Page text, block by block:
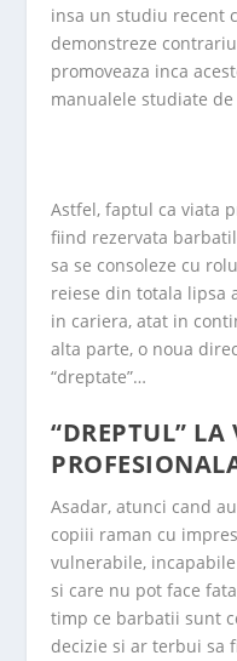
insa un studiu recent
demonstreze
promoveaza inca
manualele studiate de
Astfel, faptul ca viata
fiind rezervata
sa se consoleze cu
reiese din totala lipsa
in cariera, atat in
alta parte, o noua
“dreptate”…
“DREPTUL” LA
Asadar, atunci cand
copiii raman cu
vulnerabile,
si care nu pot face
timp ce barbatii sunt
decizie si ar terbui sa